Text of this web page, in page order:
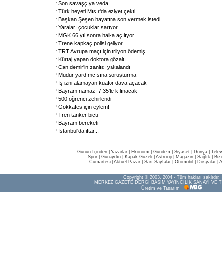
Son savaşçıya veda
Türk heyeti Mısır'da eziyet çekti
Başkan Şeşen hayatına son vermek istedi
Yaraları çocuklar sarıyor
MGK 66 yıl sonra halka açılıyor
Trene kapkaç polisi geliyor
TRT Avrupa maçı için trilyon ödemiş
Kürtaj yapan doktora gözaltı
Canıdemir'in zanlısı yakalandı
Müdür yardımcısına soruşturma
İş izni alamayan kuaför dava açacak
Bayram namazı 7.35'te kılınacak
500 öğrenci zehirlendi
Gökkafes için eylem!
Tren tanker biçti
Bayram bereketi
İstanbul'da iftar...
Günün İçinden Yazarlar Ekonomi Gündem Siyaset Dünya |
Spor
Günaydın Kapak Güzeli Astroloji Magazin Sağlık
Cumartesi| Aktüel Pazar| Sarı Sayfalar| Otomobil Dosyalar|
Copyright © 2003, 2004 - Tüm hakları saklıdır.
MERKEZ GAZETE DERGİ BASIM YAYINCILIK SANAYİ VE
Üretim ve Tasarım